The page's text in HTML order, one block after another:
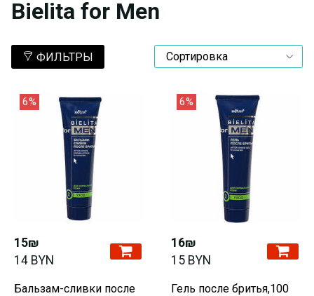
Bielita for Men
ФИЛЬТРЫ
6%
15₪
14 BYN
Бальзам-сливки после
6%
16₪
15 BYN
Гель после бритья,100